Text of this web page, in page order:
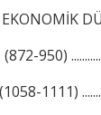
950)
1111)